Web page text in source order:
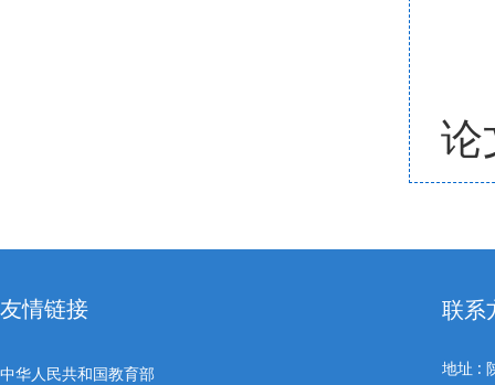
论
友情链接
中华人民共和国教育部
联系
地址 :